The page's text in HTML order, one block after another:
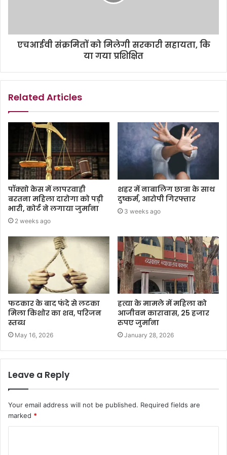
एचआईवी संक्रमितों को मिलेगी सरकारी सहायता, कि
या गया प्रशिक्षित
Related Articles
पॉक्सो केस में लापरवाही
बरतना महिला दारोगा को पड़ी
भारी, कोर्ट ने लगाया जुर्माना
2 weeks ago
शहर में नाबालिग छात्रा के साथ
दुष्कर्म, आरोपी गिरफ्तार
3 weeks ago
फटकार के बाद फंदे से लटका
मिला किशोर का शव, परिजन
स्तब्ध
May 16, 2026
हत्या के मामले में महिला को
आजीवन कारावास, 25 हजार
रुपए जुर्माना
January 28, 2026
Leave a Reply
Your email address will not be published. Required fields are
marked *